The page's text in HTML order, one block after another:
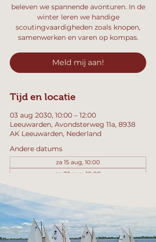
beleven we spannende avonturen. In de
winter leren we handige
scoutingvaardigheden zoals knopen,
samenwerken en varen op kompas.
Meld mij aan!
Tijd en locatie
03 aug 2030, 10:00 – 12:00
Leeuwarden, Avondsterweg 11a, 8938
AK Leeuwarden, Nederland
Andere datums
za 15 aug, 10:00
za 22 aug, 10:00
Bekijk alle 357 datums
Meld mij aan!